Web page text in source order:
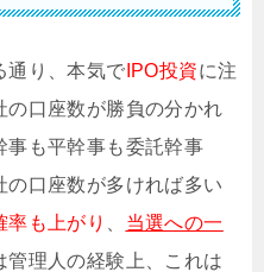
通り、本気で IPO投資に注
の口座数が勝負の分かれ
事も平幹事も委託幹事
の口座数が多ければ多い
率も上がり
当選への一
管理人の経験上、これは